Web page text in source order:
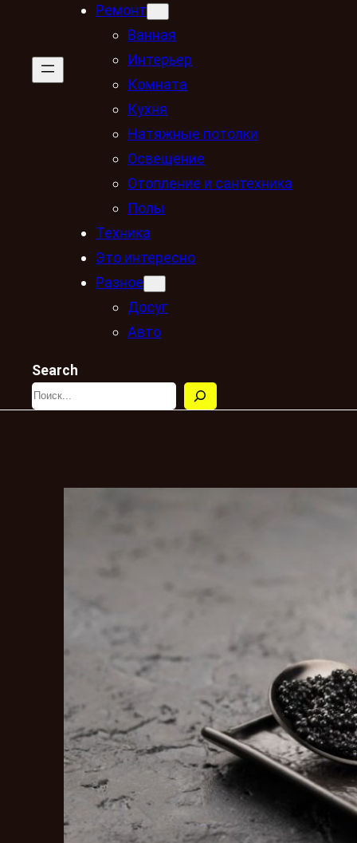
Ремонт
Ванная
Интерьер
Комната
Кухня
Натяжные потолки
Освещение
Отопление и сантехника
Полы
Техника
Это интересно
Разное
Досуг
Авто
Search